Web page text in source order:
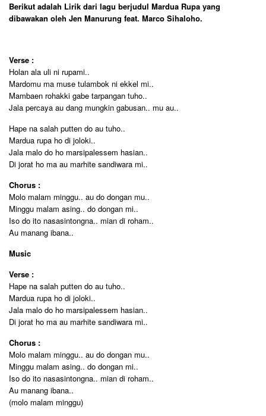
Berikut adalah Lirik dari lagu berjudul Mardua Rupa yang
dibawakan oleh Jen Manurung feat. Marco Sihaloho.
Verse :
Holan ala uli ni rupami..
Mardomu ma muse tulambok ni ekkel mi..
Mambaen rohakki gabe tarpangan tuho..
Jala percaya au dang mungkin gabusan.. mu au..
Hape na salah putten do au tuho..
Mardua rupa ho di joloki..
Jala malo do ho marsipalessem hasian..
Di jorat ho ma au marhite sandiwara mi..
Chorus :
Molo malam minggu.. au do dongan mu..
Minggu malam asing.. do dongan mi..
Iso do ito nasasintongna.. mian di roham..
Au manang ibana..
Music
Verse :
Hape na salah putten do au tuho..
Mardua rupa ho di joloki..
Jala malo do ho marsipalessem hasian..
Di jorat ho ma au marhite sandiwara mi..
Chorus :
Molo malam minggu.. au do dongan mu..
Minggu malam asing.. do dongan mi..
Iso do ito nasasintongna.. mian di roham..
Au manang ibana..
(molo malam minggu)